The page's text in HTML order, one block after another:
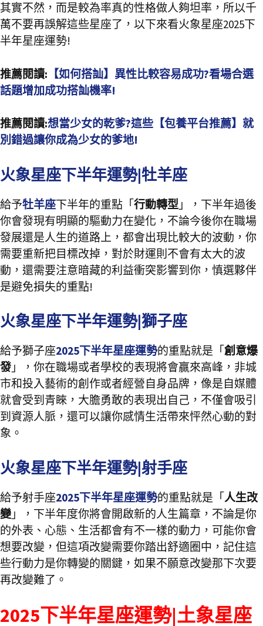
其實不然，而是較為率真的性格做人夠坦率，所以千
萬不要再誤解這些星座了，以下來看火象星座2025下
半年星座運勢!
推薦閱讀: 【如何搭訕】異性比較容易成功?看場合選
話題增加成功搭訕機率!
推薦閱讀:想當少女的乾爹?這些【包養平台推薦】就
別錯過讓你成為少女的爹地!
火象星座下半年運勢|牡羊座
給予牡羊座下半年的重點「行動轉型 」，下半年過後
你會發現有明顯的驅動力在變化，不論今後你在職場
發展還是人生的道路上，都會出現比較大的波動，你
需要重新把目標改掉，對於財運則不會有太大的波
動，還需要注意暗藏的利益衝突影響到你，慎選夥伴
是避免損失的重點!
火象星座下半年運勢|獅子座
給予獅子座2025下半年星座運勢的重點就是「創意爆
發」，你在職場或者學校的表現將會贏來高峰，非城
市和投入藝術的創作或者經營自身品牌，像是自媒體
就會受到青睞，大膽勇敢的表現出自己，不僅會吸引
到資源人脈，還可以讓你感情生活帶來怦然心動的對
象。
火象星座下半年運勢|射手座
給予射手座2025下半年星座運勢的重點就是「人生改
變」，下半年度你將會開啟新的人生篇章，不論是你
的外表、心態、生活都會有不一樣的動力，可能你會
想要改變，但這項改變需要你踏出舒適圈中，記住這
些行動力是你轉變的關鍵，如果不願意改變那下次要
再改變難了。
2025下半年星座運勢|土象星座